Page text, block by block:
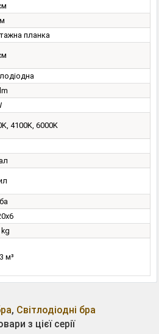
планка
4100K, 6000K
м³
, Світлодіодні бра
з цієї серії